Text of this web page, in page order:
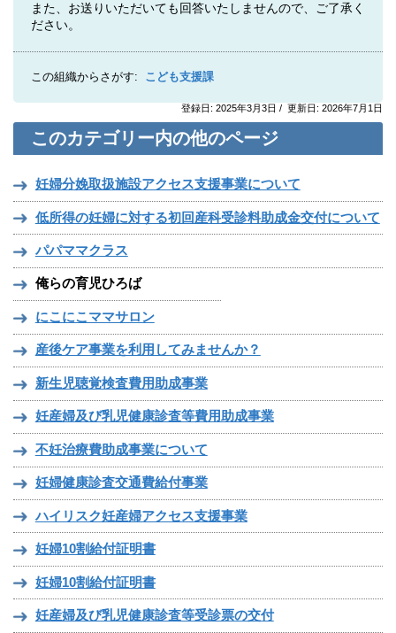
また、お送りいただいても回答いたしませんので、ご了承く
ださい。
この組織からさがす: こども支援課
登録日: 2025年3月3日 / 更新日: 2026年7月1日
このカテゴリー内の他のページ
妊婦分娩取扱施設アクセス支援事業について
低所得の妊婦に対する初回産科受診料助成金交付について
パパママクラス
俺らの育児ひろば
にこにこママサロン
産後ケア事業を利用してみませんか？
新生児聴覚検査費用助成事業
妊産婦及び乳児健康診査等費用助成事業
不妊治療費助成事業について
妊婦健康診査交通費給付事業
ハイリスク妊産婦アクセス支援事業
妊婦10割給付証明書
妊婦10割給付証明書
妊産婦及び乳児健康診査等受診票の交付